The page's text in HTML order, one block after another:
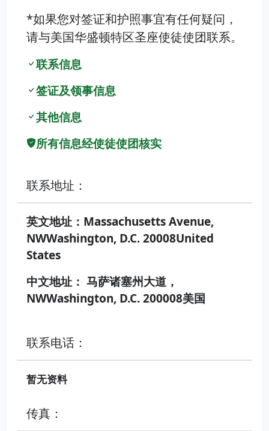
*如果您对签证和护照事宜有任何疑问，
请与美国华盛顿特区圣座使徒使团联系。
联系信息
签证及领事信息
其他信息
所有信息经使徒使团核实
联系地址：
英文地址：Massachusetts Avenue,
NWWashington, D.C. 20008United
States
中文地址： 马萨诸塞州大道，
NWWashington, D.C. 200008美国
联系电话：
暂无资料
传真：